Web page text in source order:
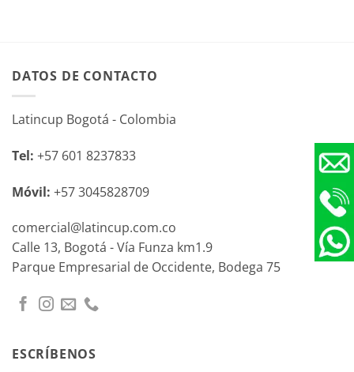
DATOS DE CONTACTO
Latincup Bogotá - Colombia
Tel: +57 601 8237833
Móvil: +57 3045828709
comercial@latincup.com.co
Calle 13, Bogotá - Vía Funza km1.9
Parque Empresarial de Occidente, Bodega 75
ESCRÍBENOS